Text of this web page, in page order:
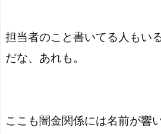
担当者のこと書いてる人もい
だな、あれも。
ここも闇金関係には名前が響